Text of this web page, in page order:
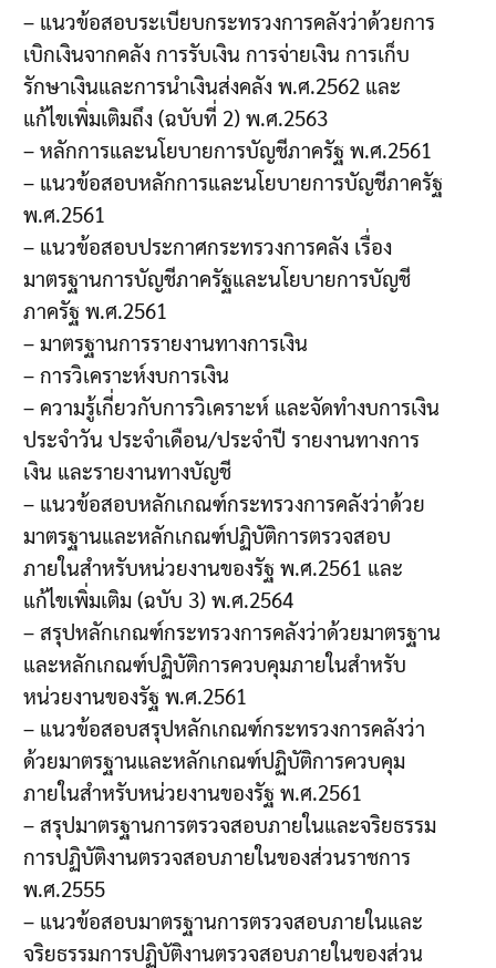
– แนวข้อสอบระเบียบกระทรวงการคลังว่าด้วยการ
เบิกเงินจากคลัง การรับเงิน การจ่ายเงิน การเก็บ
รักษาเงินและการนำเงินส่งคลัง พ.ศ.2562 และ
แก้ไขเพิ่มเติมถึง (ฉบับที่ 2) พ.ศ.2563
– หลักการและนโยบายการบัญชีภาครัฐ พ.ศ.2561
– แนวข้อสอบหลักการและนโยบายการบัญชีภาครัฐ
พ.ศ.2561
– แนวข้อสอบประกาศกระทรวงการคลัง เรื่อง
มาตรฐานการบัญชีภาครัฐและนโยบายการบัญชี
ภาครัฐ พ.ศ.2561
– มาตรฐานการรายงานทางการเงิน
– การวิเคราะห์งบการเงิน
– ความรู้เกี่ยวกับการวิเคราะห์ และจัดทำงบการเงิน
ประจำวัน ประจำเดือน/ประจำปี รายงานทางการ
เงิน และรายงานทางบัญชี
– แนวข้อสอบหลักเกณฑ์กระทรวงการคลังว่าด้วย
มาตรฐานและหลักเกณฑ์ปฏิบัติการตรวจสอบ
ภายในสำหรับหน่วยงานของรัฐ พ.ศ.2561 และ
แก้ไขเพิ่มเติม (ฉบับ 3) พ.ศ.2564
– สรุปหลักเกณฑ์กระทรวงการคลังว่าด้วยมาตรฐาน
และหลักเกณฑ์ปฏิบัติการควบคุมภายในสำหรับ
หน่วยงานของรัฐ พ.ศ.2561
– แนวข้อสอบสรุปหลักเกณฑ์กระทรวงการคลังว่า
ด้วยมาตรฐานและหลักเกณฑ์ปฏิบัติการควบคุม
ภายในสำหรับหน่วยงานของรัฐ พ.ศ.2561
– สรุปมาตรฐานการตรวจสอบภายในและจริยธรรม
การปฏิบัติงานตรวจสอบภายในของส่วนราชการ
พ.ศ.2555
– แนวข้อสอบมาตรฐานการตรวจสอบภายในและ
จริยธรรมการปฏิบัติงานตรวจสอบภายในของส่วน